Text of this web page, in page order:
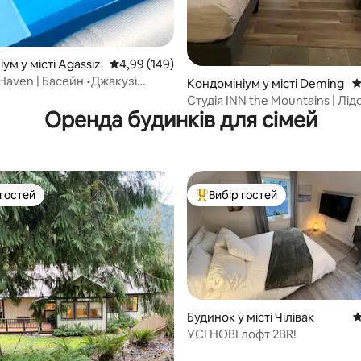
у місті Agassiz Середня оцінка: 4,99 з 5, відгуки: 149
4,99 (149)
| Басейн •Джакузі
Кондомініум у місті Deming
Студія INN the Mountains |
Маунт-Бейкер
Оренда будинків для сімей
відгуки: 128
гостей Топ вибір гостей
Вибір гостей
Будинок у місті Чілівак
УСІ НОВІ лофт 2BR!